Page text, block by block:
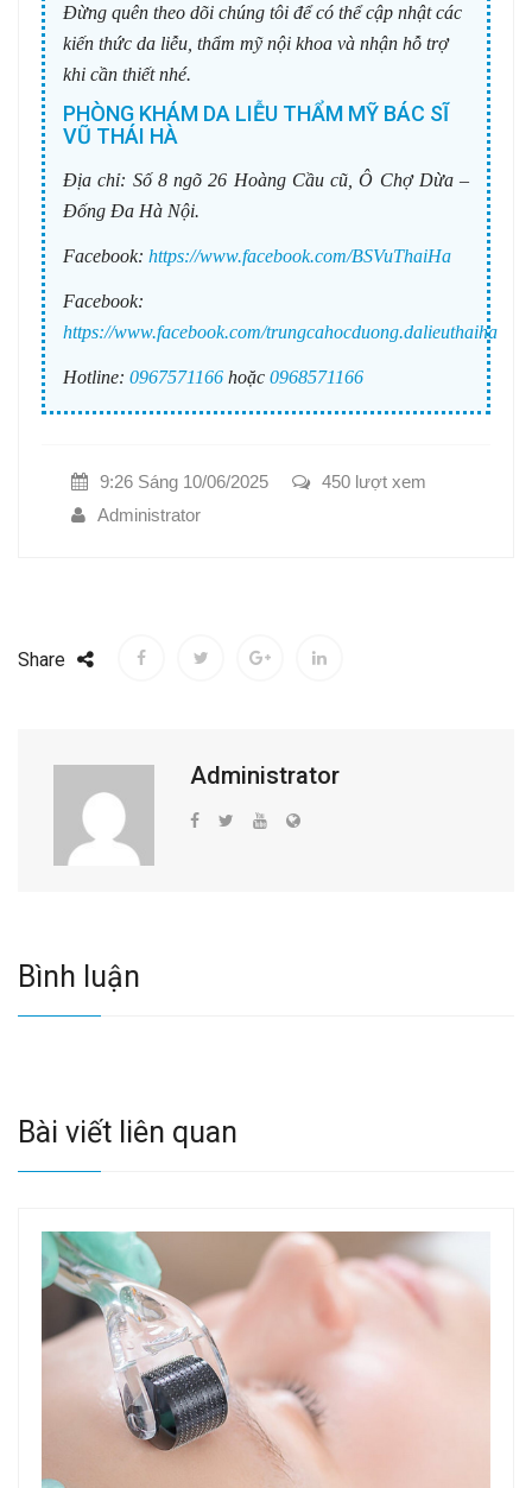
Đừng quên theo dõi chúng tôi để có thể cập nhật các
kiến thức da liễu, thẩm mỹ nội khoa và nhận hỗ trợ
khi cần thiết nhé.
PHÒNG KHÁM DA LIỄU THẨM MỸ BÁC SĨ
VŨ THÁI HÀ
Địa chỉ: Số 8 ngõ 26 Hoàng Cầu cũ, Ô Chợ Dừa –
Đống Đa Hà Nội.
Facebook: https://www.facebook.com/BSVuThaiHa
Facebook:
https://www.facebook.com/trungcahocduong.dalieuthaiha
Hotline: 0967571166 hoặc 0968571166
9:26 Sáng 10/06/2025
450 lượt xem
Administrator
Share
Administrator
Bình luận
Bài viết liên quan